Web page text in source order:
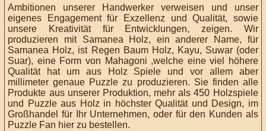
Ambitionen unserer Handwerker verweisen und unser
eigenes Engagement für Exzellenz und Qualität, sowie
unsere Kreativität für Entwicklungen, zeigen. Wir
produzieren mit Samanea Holz, einanderer Name, für
Samanea Holz, ist Regen Baum Holz, Kayu, Suwar (oder
Suar), eine Form von Mahagoni ,welche eine viel höhere
Qualität hat um aus Holz Spiele und vor allem aber
millimeter genaue Puzzle zu produzieren. Sie finden alle
Produkte aus unserer Produktion, mehr als 450 Holzspiele
und Puzzle aus Holz in höchster Qualität und Design, im
Großhandel für Ihr Unternehmen, oder für den Kunden als
Puzzle Fan hier zu bestellen.